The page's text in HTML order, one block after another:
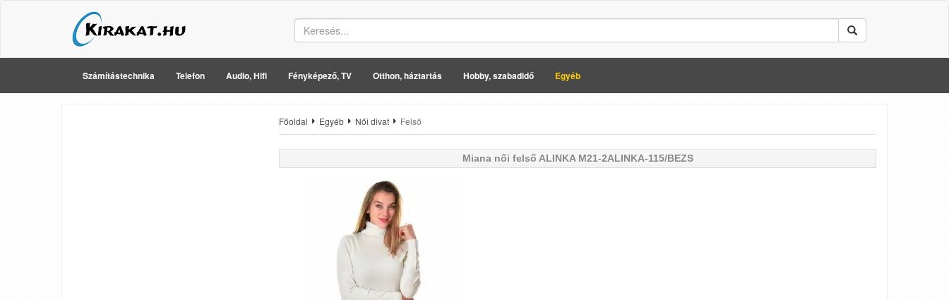
Számítástechnika Telefon Audio, Hifi Fényképező, TV Otthon, háztartás Hobby, szabadidő Egyéb
Főoldal Egyéb Női divat Felső
Miana női felső ALINKA M21-2ALINKA-115/BEZS